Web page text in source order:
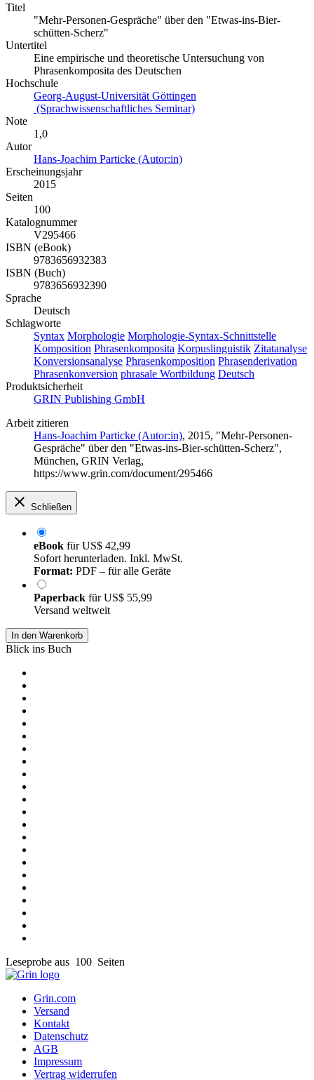
Titel
"Mehr-Personen-Gespräche" über den "Etwas-ins-Bier-
schütten-Scherz"
Untertitel
Eine empirische und theoretische Untersuchung von
Phrasenkomposita des Deutschen
Hochschule
Georg-August-Universität Göttingen
(Sprachwissenschaftliches Seminar)
Note
1,0
Autor
Hans-Joachim Particke (Autor:in)
Erscheinungsjahr
2015
Seiten
100
Katalognummer
V295466
ISBN (eBook)
9783656932383
ISBN (Buch)
9783656932390
Sprache
Deutsch
Schlagworte
Syntax Morphologie Morphologie-Syntax-Schnittstelle
Komposition Phrasenkomposita Korpuslinguistik Zitatanalyse
Konversionsanalyse Phrasenkomposition Phrasenderivation
Phrasenkonversion phrasale Wortbildung Deutsch
Produktsicherheit
GRIN Publishing GmbH
Arbeit zitieren
Hans-Joachim Particke (Autor:in), 2015, "Mehr-Personen-
Gespräche" über den "Etwas-ins-Bier-schütten-Scherz",
München, GRIN Verlag,
https://www.grin.com/document/295466
Schließen
eBook fürUS$ 42,99
Sofort herunterladen. Inkl. MwSt.
Format: PDF – für alle Geräte
Paperback fürUS$ 55,99
Versand weltweit
In den Warenkorb
Blick ins Buch
Leseprobe aus 100 Seiten
Grin.com
Versand
Kontakt
Datenschutz
AGB
Impressum
Vertrag widerrufen